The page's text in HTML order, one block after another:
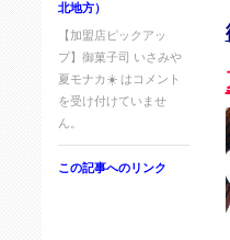
北地方）
【加盟店ピックアッ
プ】御菓子司 いさみや
夏モナカ☀️ は コメント
を受け付けていませ
ん。
この記事へのリンク